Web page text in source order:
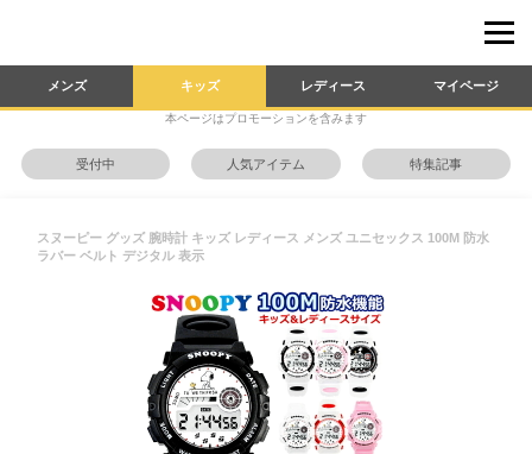
メンズ キッズ レディース マイページ
本ページはプロモーションを含みます
受付中 人気アイテム 特集記事
スヌーピー グッズ 腕時計 キッズ レディース メンズ ユニセックス 100M 防水
ラバー ベルト デジタル 表示